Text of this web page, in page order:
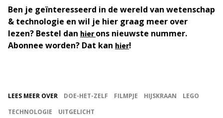
Ben je geïnteresseerd in de wereld van wetenschap
& technologie en wil je hier graag meer over
lezen? Bestel dan hierons nieuwste nummer.
Abonnee worden? Dat kan hier!
LEES MEER OVER DOE-HET-ZELF FILMPJE HIJSKRAAN
LEGO
TECHNOLOGIE
UITGELICHT